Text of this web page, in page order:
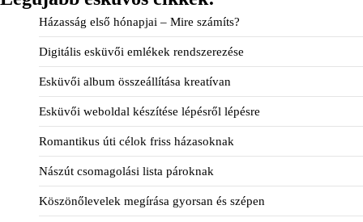
Házasság első hónapjai – Mire számíts?
Digitális esküvői emlékek rendszerezése
Esküvői album összeállítása kreatívan
Esküvői weboldal készítése lépésről lépésre
Romantikus úti célok friss házasoknak
Nászút csomagolási lista pároknak
Köszönőlevelek megírása gyorsan és szépen